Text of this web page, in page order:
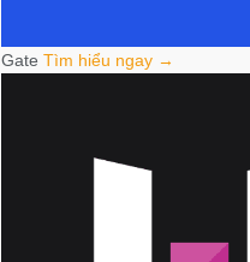
Gate Tìm hiểu ngay →